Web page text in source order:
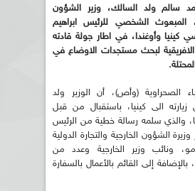
سالم ولد السالك، وزير الشؤون
المبعوث الشخصي للرئيس ابراهيم
كينيا وأوغندا، في اطار جولة قادته
لبحث مستجدات الاوضاع في
.
الصحراوية (وأص)، أن الوزير ولد
الى كينيا، باستقبال من قبل
والذي سلمه رسالة خطية من الرئيس
الشؤون الخارجية والتجارة الدولية
ونائب وزير الخارجية وعدد من
بالإضافة إلى القائم بالأعمال بالسفارة